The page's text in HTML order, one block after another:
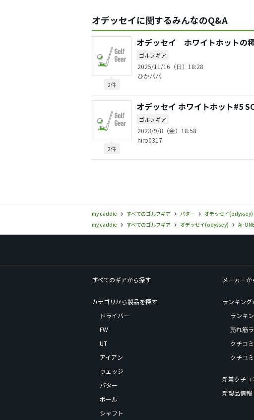
オデッセイに関するみんなのQ&A
2件
オデッセイ ホワイトホットの
ゴルフギア
2025/11/16（日）18:28
ひかパパ
2件
オデッセイ ホワイトホット#5
ゴルフギア
2023/9/8（金）18:58
hiro0317
my caddie すべてのゴルフギア パター オデッセイ(odyssey)
my caddie
すべてのゴルフギア オデッセイ(odyssey) Ai-
すべてのギアから探す
カテゴリから製品を探す
ドライバー
FW
UT
アイアン
ウェッジ
パター
ボール
シャフト
メーカー
ランキン
ランキ
売れ筋
クチコ
クチコ
新着クチコ
新製品情報